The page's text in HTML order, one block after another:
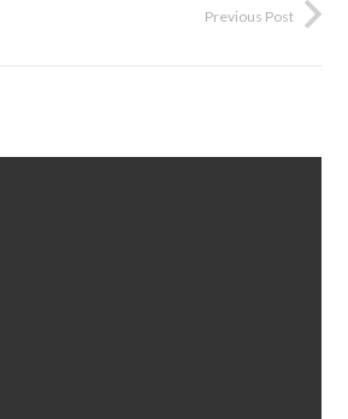
Previous Post